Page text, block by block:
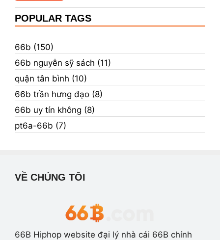
POPULAR TAGS
66b (150)
66b nguyễn sỹ sách (11)
quận tân bình (10)
66b trần hưng đạo (8)
66b uy tín không (8)
pt6a-66b (7)
VỀ CHÚNG TÔI
66B Hiphop website đại lý nhà cái 66B chính